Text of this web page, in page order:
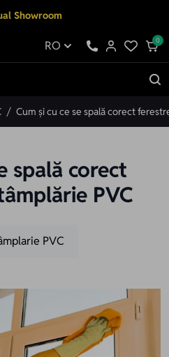
Showroom
RO 0
/ Cum și cu ce se spală corect
spală corect
PVC
PVC